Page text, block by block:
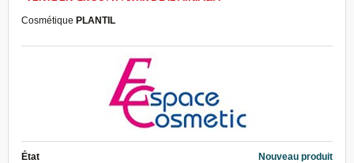
Cosmétique PLANTIL
État Nouveau produit